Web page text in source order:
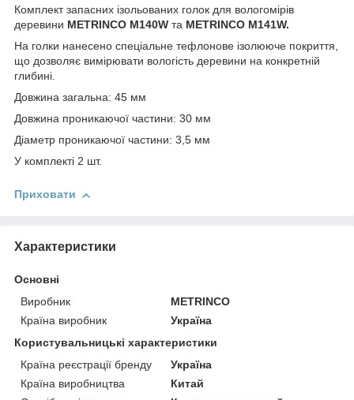
Комплект запасних ізольованих голок для вологомірів
деревини METRINCO M140W та METRINCO M141W.
На голки нанесено спеціальне тефлонове ізолююче покриття,
що дозволяє вимірювати вологість деревини на конкретній
глибині.
Довжина загальна: 45 мм
Довжина проникаючої частини: 30 мм
Діаметр проникаючої частини: 3,5 мм
У комплекті 2 шт.
Приховати
Характеристики
Основні
Виробник
METRINCO
Країна виробник
Україна
Користувальницькі характеристики
Країна реєстрації бренду
Україна
Країна виробництва
Китай